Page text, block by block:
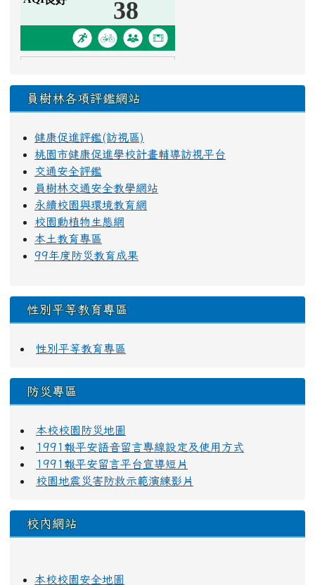
員樹林各項評鑑網站
健康促進評鑑(訪視區)
桃園市健康促進學校計畫輔導訪視平台
交通安全評鑑
員樹林交通安全教學網站
永續校園與環境教育網
校園動植物生態網
本土教育專區
99年度防災教育成果
性別平等教育專區
性別平等教育專區
防災專區
本校校園防災地圖
1991報平安語音留言專線設定及使用方式
1991報平安留言平台宣導短片
校園地震災害防救示範演練影片
校內網站
本校校園安全地圖